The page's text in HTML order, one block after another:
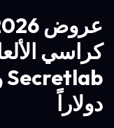
كراسي
دولاراً